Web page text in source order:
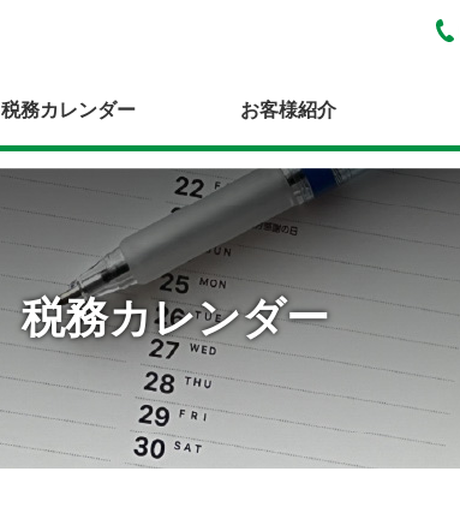
税務カレンダー お客様紹介
税務カレンダー